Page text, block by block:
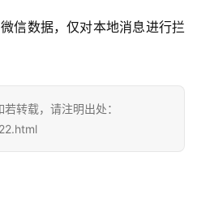
信数据，仅对本地消息进行拦
转载，请注明出处：